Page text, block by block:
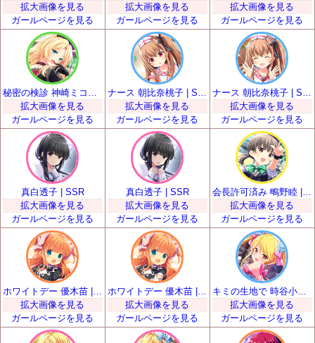
拡大画像を見る
ガールページを見る
拡大画像を見る
ガールページを見る
拡大画像を見る
ガールページを見る
拡大画像を見る
ガールページを見る
拡大画像を見る
ガールページを見る
拡大画像を見る
ガールページを見る
真白透子 | SSR
拡大画像を見る
ガールページを見る
真白透子 | SSR
拡大画像を見る
ガールページを見る
会長許可済み 鴫野睦 | SSR
拡大画像を見る
ガールページを見る
拡大画像を見る
ガールページを見る
ホワイトデー 優木苗 | SSR
拡大画像を見る
ガールページを見る
キミの生地で 時谷小瑠璃 | SSR
拡大画像を見る
ガールページを見る